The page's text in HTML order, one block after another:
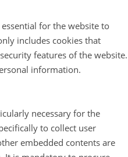
for the website to
includes cookies that
features of the website.
information.
necessary for the
to collect user
embedded contents are